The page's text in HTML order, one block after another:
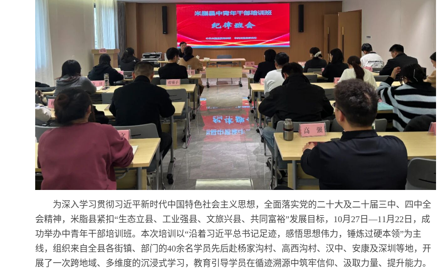
为深入学习贯彻习近平新时代中国特色社会主义思想，全面落实党的二十大及二十届三中、四中全
会精神，米脂县紧扣“生态立县、工业强县、文旅兴县、共同富裕”发展目标，10月27日—11月22日，成
功举办中青年干部培训班。本次培训以“沿着习近平总书记足迹，感悟思想伟力，锤炼过硬本领”为主
线，组织来自全县各街镇、部门的40余名学员先后赴杨家沟村、高西沟村、汉中、安康及深圳等地，开
展了一次跨地域、多维度的沉浸式学习，教育引导学员在循迹溯源中筑牢信仰、汲取力量、提升能力。